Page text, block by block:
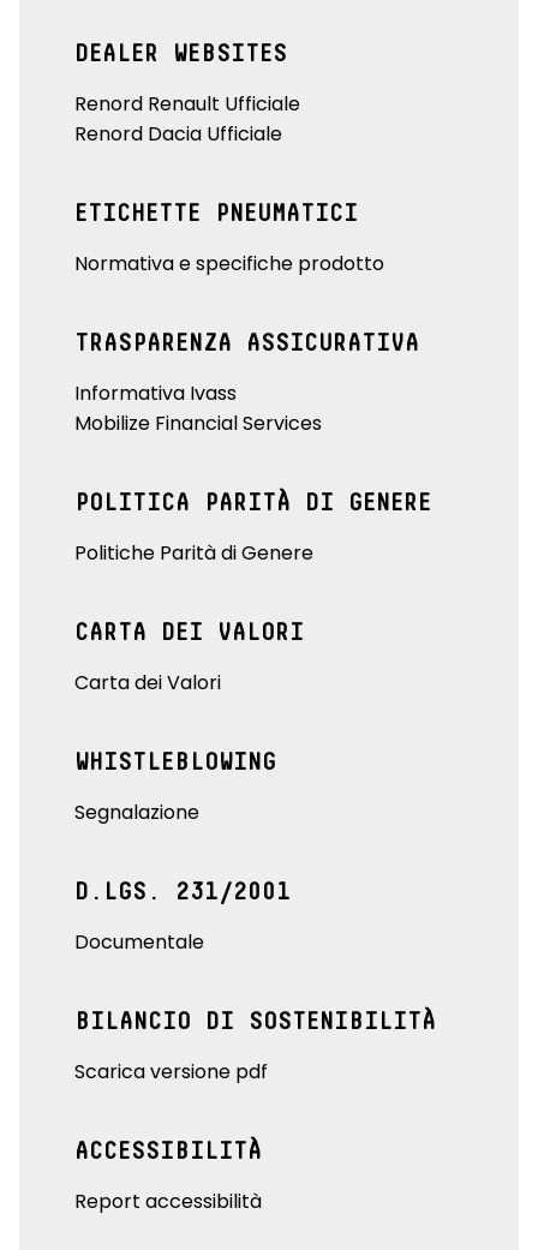
DEALER WEBSITES
Renord Renault Ufficiale
Renord Dacia Ufficiale
ETICHETTE PNEUMATICI
Normativa e specifiche prodotto
TRASPARENZA ASSICURATIVA
Informativa Ivass
Mobilize Financial Services
POLITICA PARITÀ DI GENERE
Politiche Parità di Genere
CARTA DEI VALORI
Carta dei Valori
WHISTLEBLOWING
Segnalazione
D.LGS. 231/2001
Documentale
BILANCIO DI SOSTENIBILITÀ
Scarica versione pdf
ACCESSIBILITÀ
Report accessibilità